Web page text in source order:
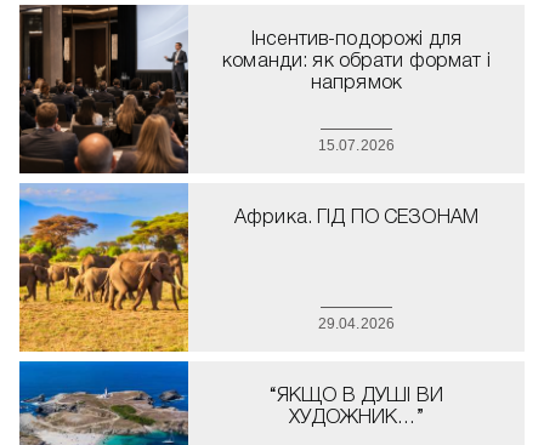
Інсентив-подорожі для
команди: як обрати формат і
напрямок
15.07.2026
Африка. ГІД ПО СЕЗОНАМ
29.04.2026
“ЯКЩО В ДУШІ ВИ
ХУДОЖНИК…”